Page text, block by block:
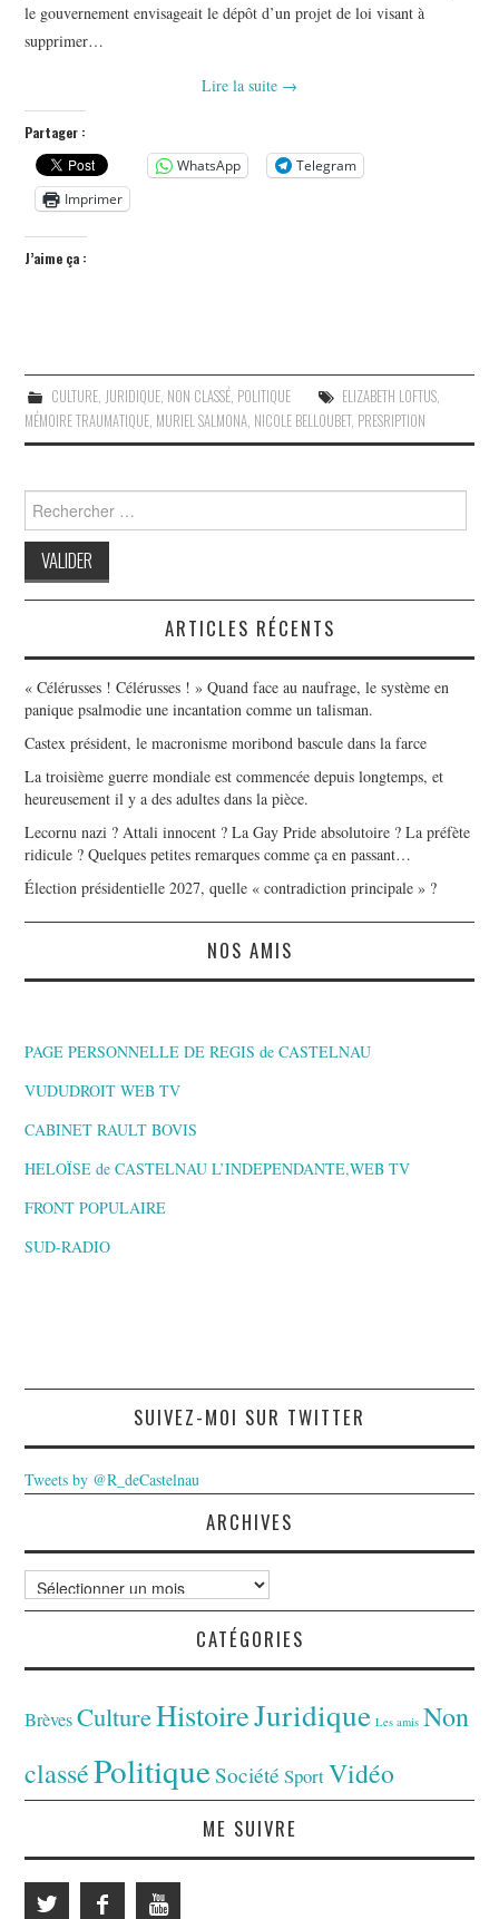
le gouvernement envisageait le dépôt d’un projet de loi visant à
supprimer…
Lire la suite →
Partager :
WhatsApp
Telegram
Imprimer
J’aime ça :
CULTURE, JURIDIQUE, NON CLASSÉ, POLITIQUE ELIZABETH LOFTUS,
MÉMOIRE TRAUMATIQUE, MURIEL SALMONA, NICOLE BELLOUBET, PRESRIPTION
Search
for:
ARTICLES RÉCENTS
« Célérusses ! Célérusses ! » Quand face au naufrage, le système en
panique psalmodie une incantation comme un talisman.
Castex président, le macronisme moribond bascule dans la farce
La troisième guerre mondiale est commencée depuis longtemps, et
heureusement il y a des adultes dans la pièce.
Lecornu nazi ? Attali innocent ? La Gay Pride absolutoire ? La préfète
ridicule ? Quelques petites remarques comme ça en passant…
Élection présidentielle 2027, quelle « contradiction principale » ?
NOS AMIS
PAGE PERSONNELLE DE REGIS de CASTELNAU
VUDUDROIT WEB TV
CABINET RAULT BOVIS
HELOÏSE de CASTELNAU L’INDEPENDANTE,WEB TV
FRONT POPULAIRE
SUD-RADIO
SUIVEZ-MOI SUR TWITTER
Tweets by @R_deCastelnau
ARCHIVES
Archives
CATÉGORIES
Brèves CultureHistoireJuridique Les amis Non
classéPolitiqueSociété SportVidéo
ME SUIVRE